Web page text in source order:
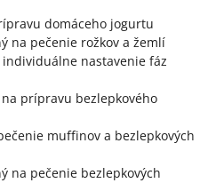
domáceho jogurtu
na pečenie rožkov a žemlí
nastavenie fáz
prípravu bezlepkového
muffinov a bezlepkových
na pečenie bezlepkových